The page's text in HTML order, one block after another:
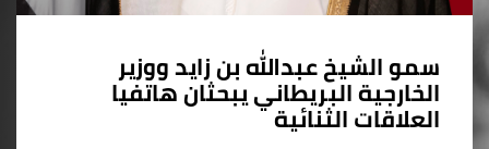
سمو الشيخ عبدالله بن زايد ووزير
الخارجية البريطاني يبحثان هاتفيا
العلاقات الثنائية